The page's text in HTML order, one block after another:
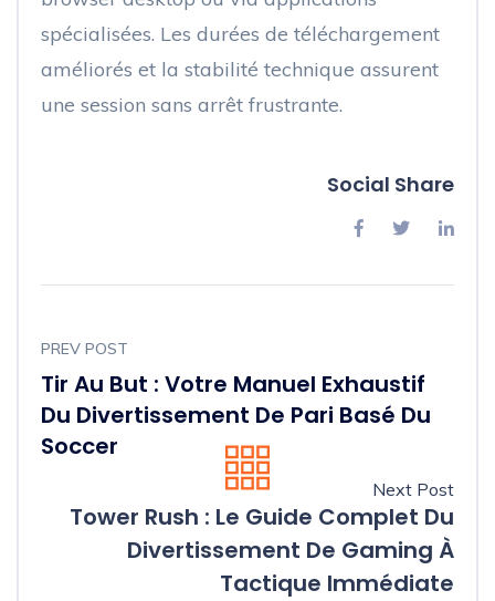
spécialisées. Les durées de téléchargement
améliorés et la stabilité technique assurent
une session sans arrêt frustrante.
Social Share
PREV POST
Tir Au But : Votre Manuel Exhaustif
Du Divertissement De Pari Basé Du
Soccer
Next Post
Tower Rush : Le Guide Complet Du
Divertissement De Gaming À
Tactique Immédiate